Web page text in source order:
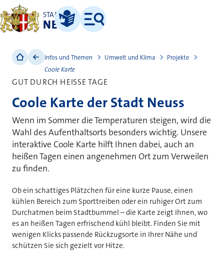
STADT
NEUSS
Leichte Sprache
Menü
Infos und Themen Umwelt und Klima
Projekte
Coole Karte
GUT DURCH HEISSE TAGE
Coole Karte der Stadt Neuss
Wenn im Sommer die Temperaturen steigen, wird die
Wahl des Aufenthaltsorts besonders wichtig. Unsere
interaktive Coole Karte hilft Ihnen dabei, auch an
heißen Tagen einen angenehmen Ort zum Verweilen
zu finden.
Ob ein schattiges Plätzchen für eine kurze Pause, einen
kühlen Bereich zum Sporttreiben oder ein ruhiger Ort zum
Durchatmen beim Stadtbummel – die Karte zeigt Ihnen, wo
es an heißen Tagen erfrischend kühl bleibt. Finden Sie mit
wenigen Klicks passende Rückzugsorte in Ihrer Nähe und
schützen Sie sich gezielt vor Hitze.